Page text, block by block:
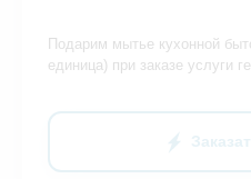
Подарим мытье кухонной
единица) при заказе услуги